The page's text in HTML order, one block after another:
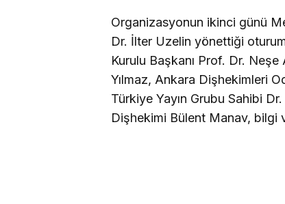
Organizasyonun ikinci günü
Dr. İlter Uzelin yönettiği
Kurulu Başkanı Prof. Dr.
Yılmaz, Ankara Dişhekimleri
Türkiye Yayın Grubu Sahibi
Dişhekimi Bülent Manav, bilgi